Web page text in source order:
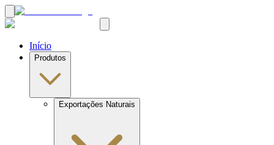
Início
Produtos
Exportações Naturais